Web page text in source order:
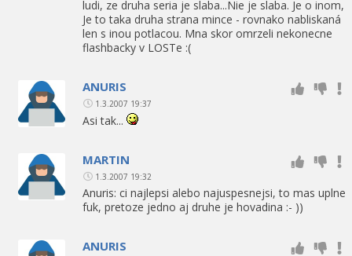
ludi, ze druha seria je slaba...Nie je slaba. Je o inom,
Je to taka druha strana mince - rovnako nabliskaná
len s inou potlacou. Mna skor omrzeli nekonecne
flashbacky v LOSTe :(
ANURIS
1.3.2007 19:37
Asi tak...
MARTIN
1.3.2007 19:32
Anuris: ci najlepsi alebo najuspesnejsi, to mas uplne
fuk, pretoze jedno aj druhe je hovadina :- ))
ANURIS